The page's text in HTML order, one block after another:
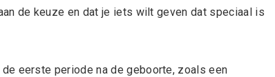
de keuze en dat je iets wilt geven dat speciaal is
eerste periode na de geboorte, zoals een